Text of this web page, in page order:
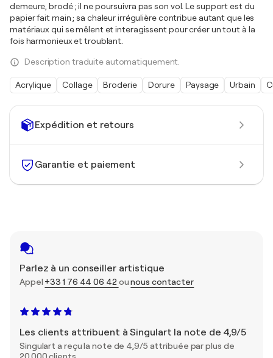
Expédition et retours
Garantie et paiement
Parlez à un conseiller artistique
Appel +33 1 76 44 06 42 ounous contacter
Les clients attribuent à Singulart la note de 4,9/5
Singulart a reçu la note de 4,9/5 attribuée par plus de
demeure, brodé ; il ne poursuivra pas son vol. Le support est du
papier fait main ; sa chaleur irrégulière contribue autant que les
matériaux qui se mêlent et interagissent pour créer un tout à la
fois harmonieux et troublant.
Description traduite automatiquement.
Acrylique Collage Broderie Dorure Paysage Urbain